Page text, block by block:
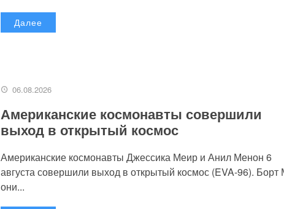
Далее
06.08.2026
Американские космонавты совершили
выход в открытый космос
Американские космонавты Джессика Меир и Анил Менон 6
августа совершили выход в открытый космос (EVA-96).
они...